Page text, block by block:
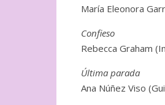
María Eleonora
Confieso
Rebecca Graham
Última parada
Ana Núñez Viso